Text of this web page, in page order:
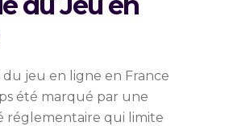
du jeu en ligne en France
été marqué par une
réglementaire qui limite